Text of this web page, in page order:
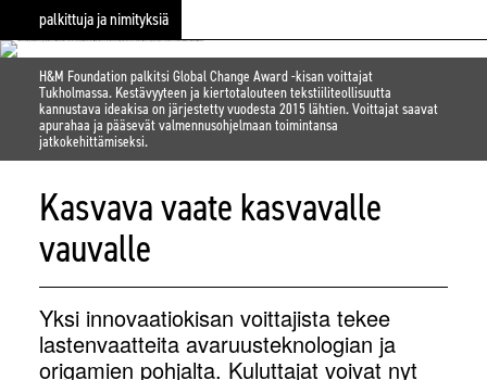
palkittuja ja nimityksiä
H&M Foundation palkitsi Global Change Award -kisan voittajat
Tukholmassa. Kestävyyteen ja kiertotalouteen tekstiili­teollisuutta
kannustava ideakisa on järjestetty vuodesta 2015 lähtien. Voittajat saavat
apurahaa ja pääsevät valmennusohjelmaan toimintansa
jatkokehittämiseksi.
Kasvava vaatekasvavalle
vauvalle
Yksi innovaatiokisan voittajista tekee
lastenvaatteita avaruusteknologian ja
origamien pohjalta. Kuluttajat voivat nyt